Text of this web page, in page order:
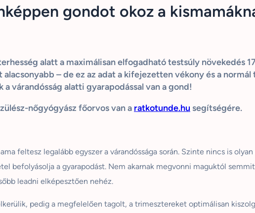
gondot okoz a
alatt a maximálisan elfogadható testsúly növekedés
– de ez az adat a kifejezetten vékony és a
a várandósság alatti gyarapodással van a gond!
nőgyógyász főorvos van a ratkotunde.hu segítségére.
feltesz legalább egyszer a várandóssága során. Szinte nincs is
befolyásolja a gyarapodást. Nem akarnak megvonni maguktól
leadni elképesztően nehéz.
pedig a megfelelően tagolt, a trimesztereket optimálisan